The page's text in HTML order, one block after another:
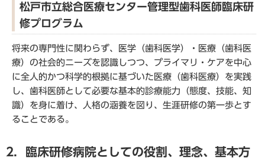
松戸市立総合医療センター管理型歯科医師臨床研
修プログラム
将来の専門性に関わらず、医学（歯科医学）・医療（歯科医
療）の社会的ニーズを認識しつつ、プライマリ・ケアを中心
に全人的かつ科学的根拠に基づいた医療（歯科医療）を実践
し、歯科医師として必要な基本的診療能力（態度、技能、知
識）を身に着け、人格の涵養を図り、生涯研修の第一歩とす
ることである。
2．臨床研修病院としての役割、理念、基本方